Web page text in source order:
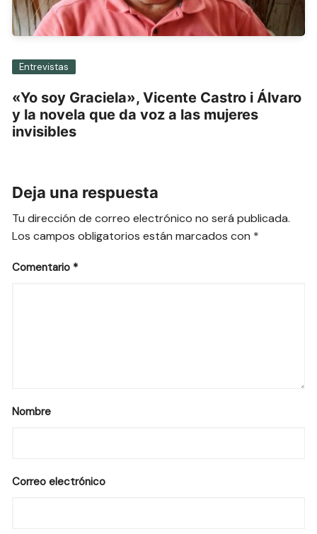
Entrevistas
«Yo soy Graciela», Vicente Castro i Álvaro
y la novela que da voz a las mujeres
invisibles
Deja una respuesta
Tu dirección de correo electrónico no será publicada.
Los campos obligatorios están marcados con *
Comentario *
Nombre
Correo electrónico